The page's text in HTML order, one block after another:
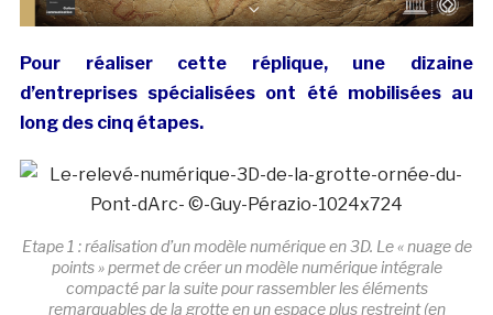
Pour réaliser cette réplique, une dizaine
d’entreprises spécialisées ont été mobilisées au
long des cinq étapes.
Etape 1 : réalisation d’un modèle numérique en 3D. Le « nuage de
points » permet de créer un modèle numérique intégrale
compacté par la suite pour rassembler les éléments
remarquables de la grotte en un espace plus restreint (en